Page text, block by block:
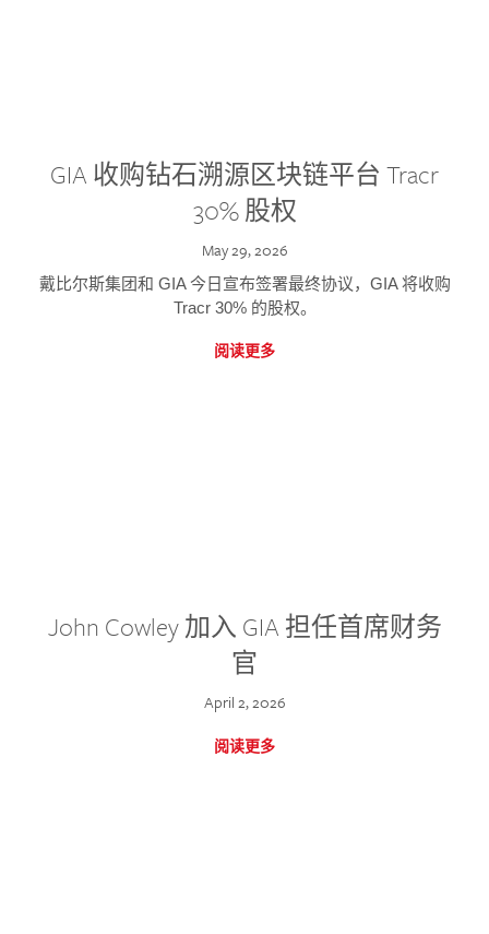
GIA 收购钻石溯源区块链平台 Tracr
30% 股权
May 29, 2026
戴比尔斯集团和 GIA 今日宣布签署最终协议，GIA 将收购
Tracr 30% 的股权。
阅读更多
John Cowley 加入 GIA 担任首席财务
官
April 2, 2026
阅读更多